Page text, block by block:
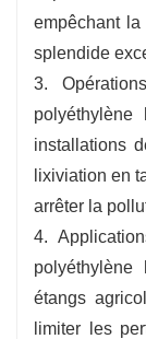
empêchant la
splendide
3.
installations
lixiviation en
arrêter la
4.
étangs
limiter les